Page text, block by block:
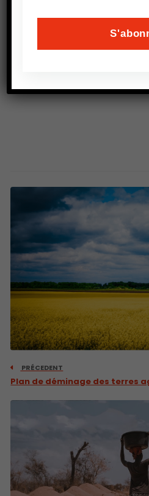
environnements
consommateurs.
PRÉCEDENT
Plan de déminage des terres